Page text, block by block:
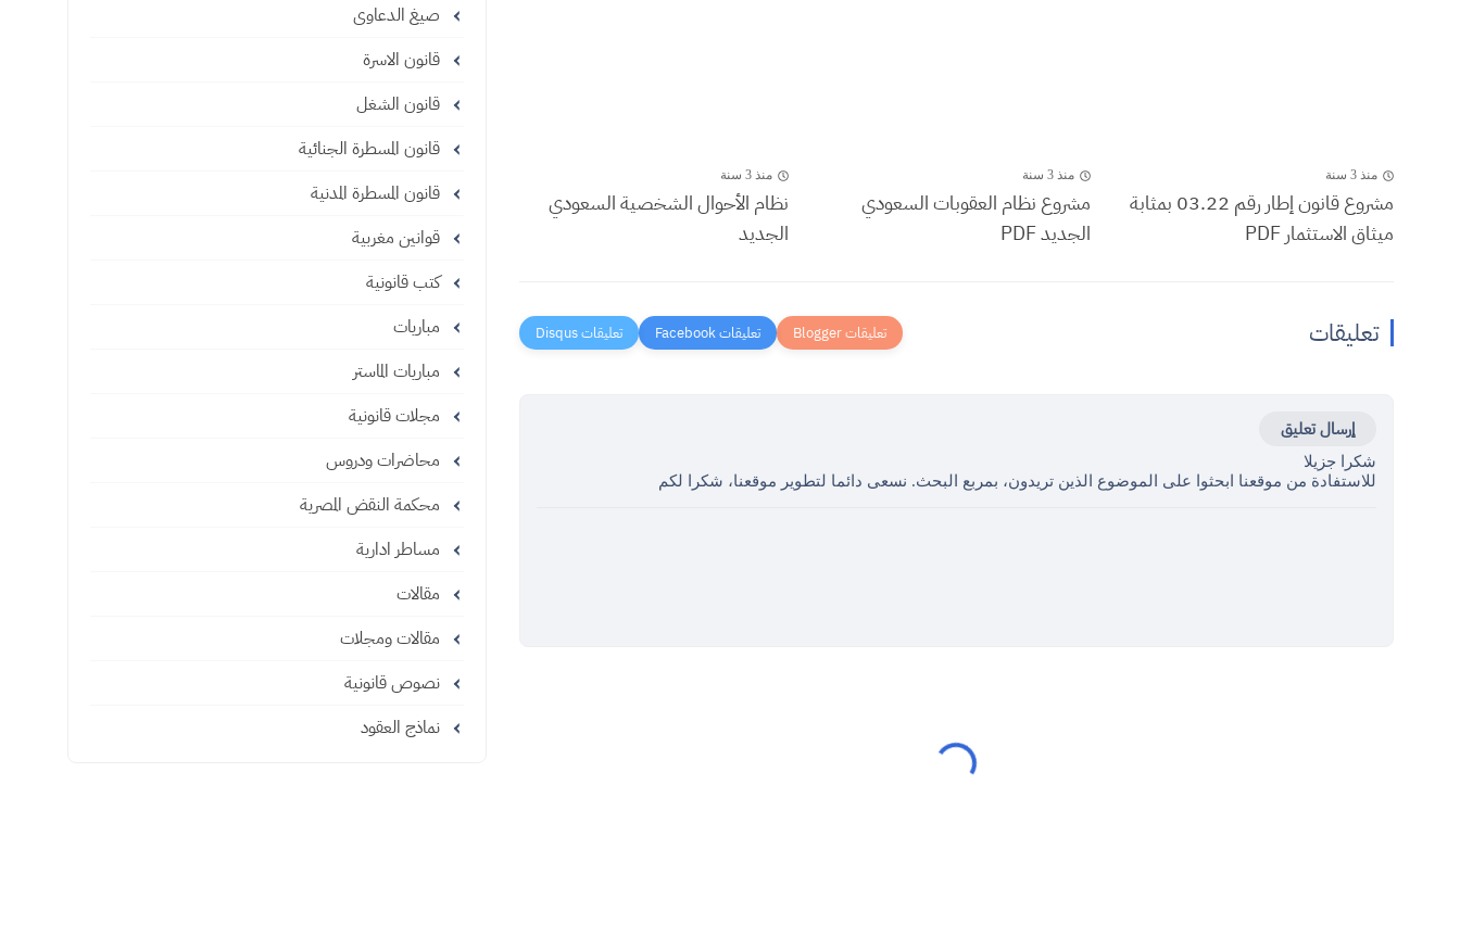
منذ 3 سنة
مشروع قانون إطار رقم 03.22 بمثابة
ميثاق الاستثمار PDF
منذ 3 سنة
مشروع نظام العقوبات السعودي
الجديد PDF
منذ 3 سنة
نظام الأحوال الشخصية السعودي
الجديد
تعليقات
إرسال تعليق
شكرا جزيلا
للاستفادة من موقعنا ابحثوا على الموضوع الذين تريدون، بمربع البحث. نسعى دائما لتطوير موقعنا، شكرا لكم
صيغ الدعاوى
قانون الاسرة
قانون الشغل
قانون المسطرة الجنائية
قانون المسطرة المدنية
قوانين مغربية
كتب قانونية
مباريات
مباريات الماستر
مجلات قانونية
محاضرات ودروس
محكمة النقض المصرية
مساطر ادارية
مقالات
مقالات ومجلات
نصوص قانونية
نماذج العقود